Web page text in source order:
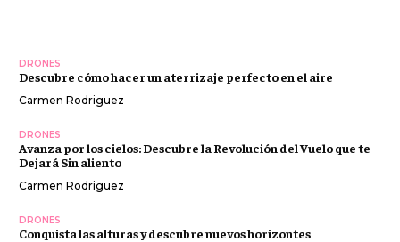
DRONES
Descubre cómo hacer un aterrizaje perfecto en el aire
Carmen Rodriguez
DRONES
Avanza por los cielos: Descubre la Revolución del Vuelo que te
Dejará Sin aliento
Carmen Rodriguez
DRONES
Conquista las alturas y descubre nuevos horizontes